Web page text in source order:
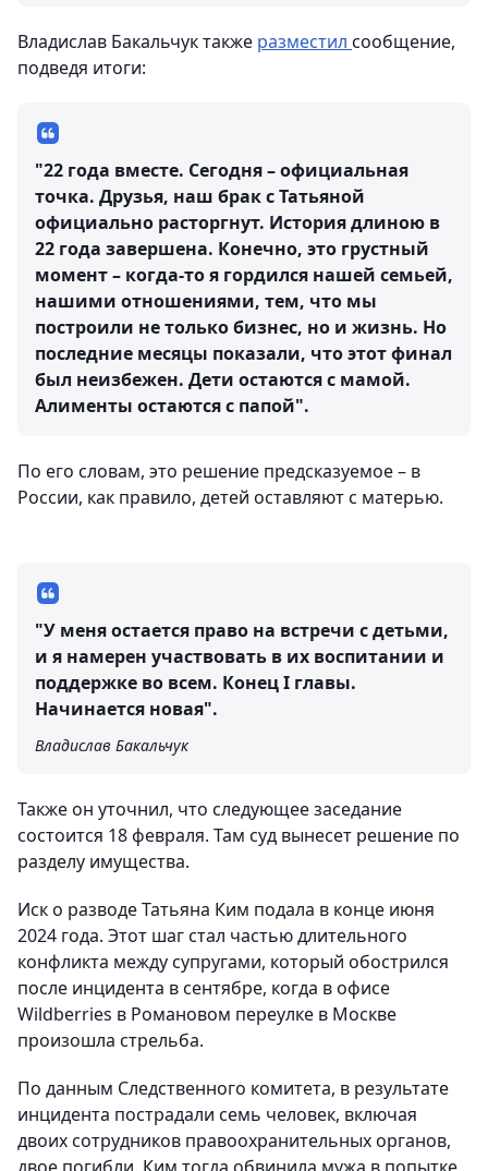
Владислав Бакальчук также разместил сообщение,
подведя итоги:
"22 года вместе. Сегодня – официальная
точка. Друзья, наш брак с Татьяной
официально расторгнут. История длиною в
22 года завершена. Конечно, это грустный
момент – когда-то я гордился нашей семьей,
нашими отношениями, тем, что мы
построили не только бизнес, но и жизнь. Но
последние месяцы показали, что этот финал
был неизбежен. Дети остаются с мамой.
Алименты остаются с папой".
По его словам, это решение предсказуемое – в
России, как правило, детей оставляют с матерью.
"У меня остается право на встречи с детьми,
и я намерен участвовать в их воспитании и
поддержке во всем. Конец I главы.
Начинается новая".
Владислав Бакальчук
Также он уточнил, что следующее заседание
состоится 18 февраля. Там суд вынесет решение по
разделу имущества.
Иск о разводе Татьяна Ким подала в конце июня
2024 года. Этот шаг стал частью длительного
конфликта между супругами, который обострился
после инцидента в сентябре, когда в офисе
Wildberries в Романовом переулке в Москве
произошла стрельба.
По данным Следственного комитета, в результате
инцидента пострадали семь человек, включая
двоих сотрудников правоохранительных органов,